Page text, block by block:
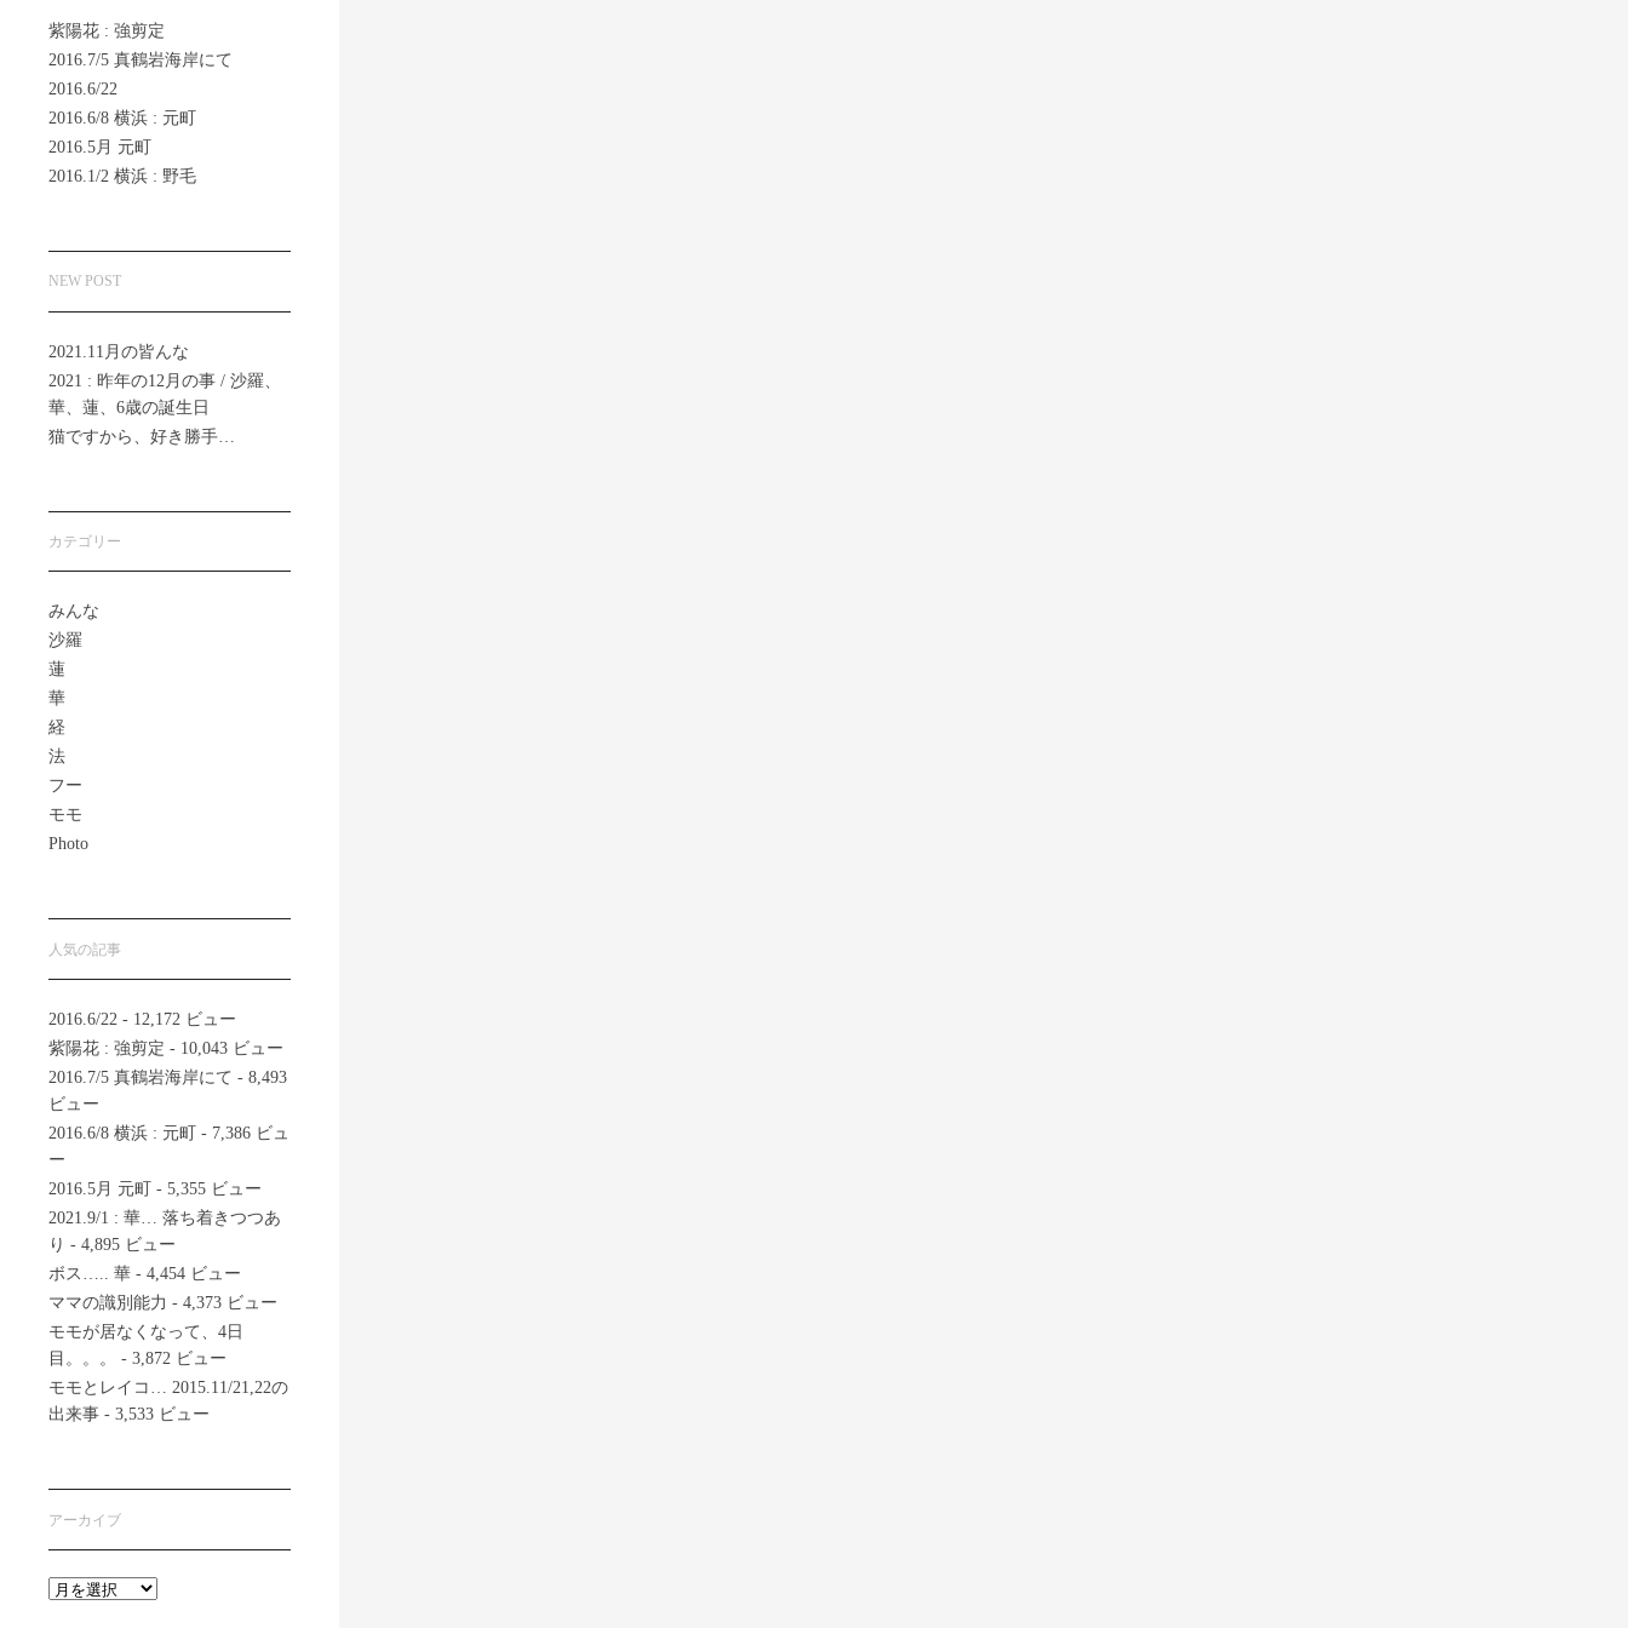
紫陽花 : 強剪定
2016.7/5 真鶴岩海岸にて
2016.6/22
2016.6/8 横浜 : 元町
2016.5月 元町
2016.1/2 横浜 : 野毛
NEW POST
2021.11月の皆んな
2021 : 昨年の12月の事 / 沙羅、
華、蓮、6歳の誕生日
猫ですから、好き勝手…
カテゴリー
みんな
沙羅
蓮
華
経
法
フー
モモ
Photo
人気の記事
2016.6/22 - 12,172 ビュー
紫陽花 : 強剪定 - 10,043 ビュー
2016.7/5 真鶴岩海岸にて - 8,493
ビュー
2016.6/8 横浜 : 元町
- 7,386 ビュ
ー
2016.5月 元町
- 5,355 ビュー
2021.9/1 : 華… 落ち着きつつあ
り - 4,895 ビュー
ボス….. 華 - 4,454 ビュー
ママの識別能力 - 4,373 ビュー
モモが居なくなって、4日
目。。。
- 3,872 ビュー
モモとレイコ… 2015.11/21,22の
出来事 - 3,533 ビュー
アーカイブ
ア